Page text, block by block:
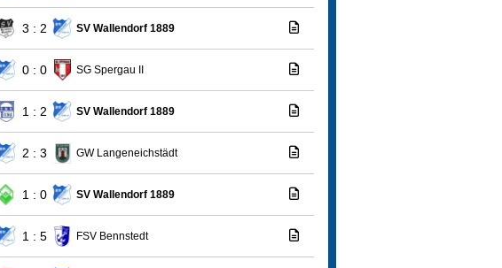
3 : 2 SV Wallendorf 1889
0 : 0 SG Spergau II
1 : 2 SV Wallendorf 1889
2 : 3 GW Langeneichstädt
1 : 0 SV Wallendorf 1889
1 : 5 FSV Bennstedt